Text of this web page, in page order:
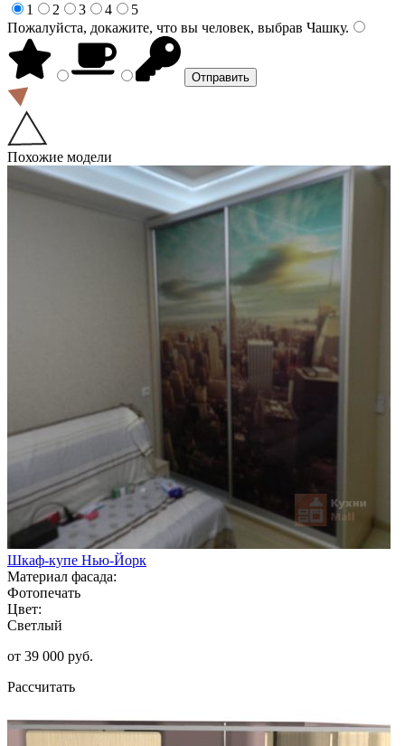
1
2 3 4
5
Пожалуйста, докажите, что вы человек, выбрав Чашку.
Похожие модели
Шкаф-купе Нью-Йорк
Материал фасада:
Фотопечать
Цвет:
Светлый
от 39 000 руб.
Рассчитать